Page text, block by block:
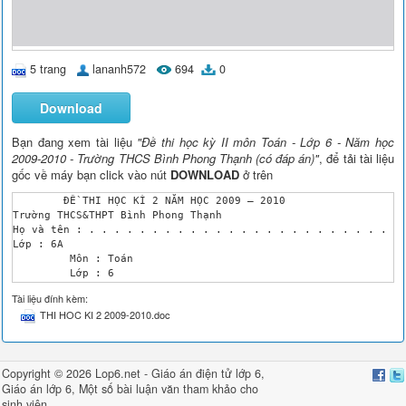
5 trang lananh572 694 0
Download
Bạn đang xem tài liệu "Đề thi học kỳ II môn Toán - Lớp 6 - Năm học
2009-2010 - Trường THCS Bình Phong Thạnh (có đáp án)", để tải tài liệu
gốc về máy bạn click vào nút DOWNLOAD ở trên
	ĐỀ THI HỌC KÌ 2 NĂM HỌC 2009 – 2010
Trường THCS&THPT Bình Phong Thạnh
Họ và tên : . . . . . . . . . . . . . . . . . . . . . . . .
Lớp : 6A
	 Thời gian : 90 phút ( Đề chính thức )
	( Không kể thời gian phát đề )
Điểm bằng số
bằng chữ
Kí duyệt của
Ban chuyên môn
Chữ kí
giám thị
Tài liệu đính kèm:
THI HOC KI 2 2009-2010.doc
Copyright © 2026 Lop6.net -Giáo án điện tử lớp 6,
Giáo án lớp 6, Một số bàiluận văn tham khảo cho